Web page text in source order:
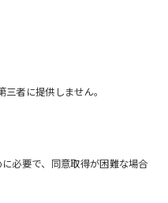
者に提供しません。
必要で、同意取得が困難な場合